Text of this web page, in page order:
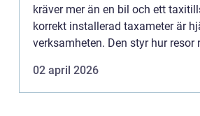
kräver mer än en bil och ett
korrekt installerad taxameter är
verksamheten. Den styr hur resor
Skatteverket skapas. ...
02 april 2026